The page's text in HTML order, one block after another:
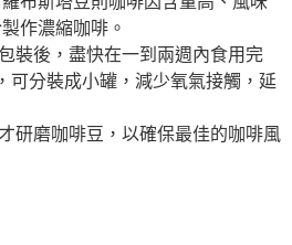
作濃縮咖啡。
裝後，盡快在一到兩週內食用完
可分裝成小罐，減少氧氣接觸，延
研磨咖啡豆，以確保最佳的咖啡風